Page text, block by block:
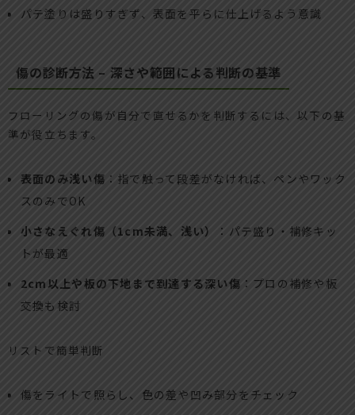
パテ塗りは盛りすぎず、表面を平らに仕上げるよう意識
傷の診断方法 – 深さや範囲による判断の基準
フローリングの傷が自分で直せるかを判断するには、以下の基
準が役立ちます。
表面のみ浅い傷 ：指で触って段差がなければ、ペンやワック
スのみでOK
小さなえぐれ傷（1cm未満、浅い）
：パテ盛り・補修キッ
トが最適
2cm以上や板の下地まで到達する深い傷 ：プロの補修や板
交換も検討
リストで簡単判断
傷をライトで照らし、色の差や凹み部分をチェック